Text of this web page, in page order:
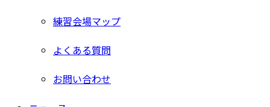
練習会場マップ
よくある質問
お問い合わせ